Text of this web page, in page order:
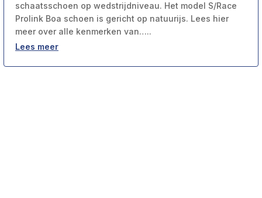
schaatsschoen op wedstrijdniveau. Het model S/Race
Prolink Boa schoen is gericht op natuurijs. Lees hier
meer over alle kenmerken van…..
Lees meer